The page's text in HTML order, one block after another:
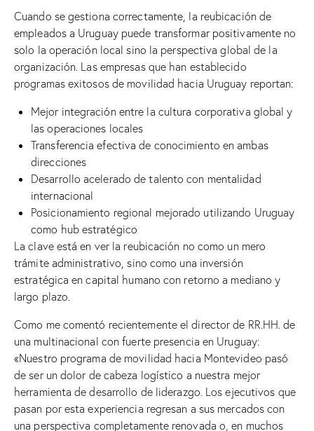
Cuando se gestiona correctamente, la reubicación de
empleados a Uruguay puede transformar positivamente no
solo la operación local sino la perspectiva global de la
organización. Las empresas que han establecido
programas exitosos de movilidad hacia Uruguay reportan:
Mejor integración entre la cultura corporativa global y
las operaciones locales
Transferencia efectiva de conocimiento en ambas
direcciones
Desarrollo acelerado de talento con mentalidad
internacional
Posicionamiento regional mejorado utilizando Uruguay
como hub estratégico
La clave está en ver la reubicación no como un mero
trámite administrativo, sino como una inversión
estratégica en capital humano con retorno a mediano y
largo plazo.
Como me comentó recientemente el director de RR.HH. de
una multinacional con fuerte presencia en Uruguay:
«Nuestro programa de movilidad hacia Montevideo pasó
de ser un dolor de cabeza logístico a nuestra mejor
herramienta de desarrollo de liderazgo. Los ejecutivos que
pasan por esta experiencia regresan a sus mercados con
una perspectiva completamente renovada o, en muchos